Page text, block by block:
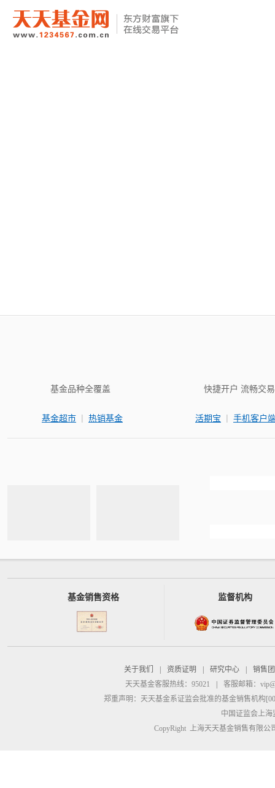
基金品种全覆盖
基金超市 | 热销基金
快捷开户 流畅交易
活期宝 | 手机客户
基金销售资格 监督机构
关于我们 资质证明 研究中心
销售
天天基金客服热线：95021
客服邮箱：
郑重声明： 天天基金系证监会批准的基金销售机构
中国证监会上
CopyRight 上海天天基金销售有限